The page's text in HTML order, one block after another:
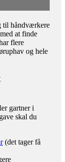
til håndværkere
at finde
flere
og hele
gartner i
skal du
(det tager få